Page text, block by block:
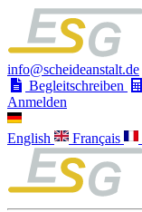
info@scheideanstalt.de
Begleitschreiben
Anmelden
English Français